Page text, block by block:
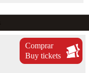
Comprar
Buy tickets